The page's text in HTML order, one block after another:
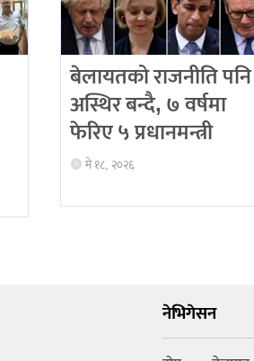
बेलायतको राजनीति पनि
अस्थिर बन्दै, ७ वर्षमा
फेरिए ५ प्रधानमन्त्री
मे १८, २०२६
नेभिगेसन